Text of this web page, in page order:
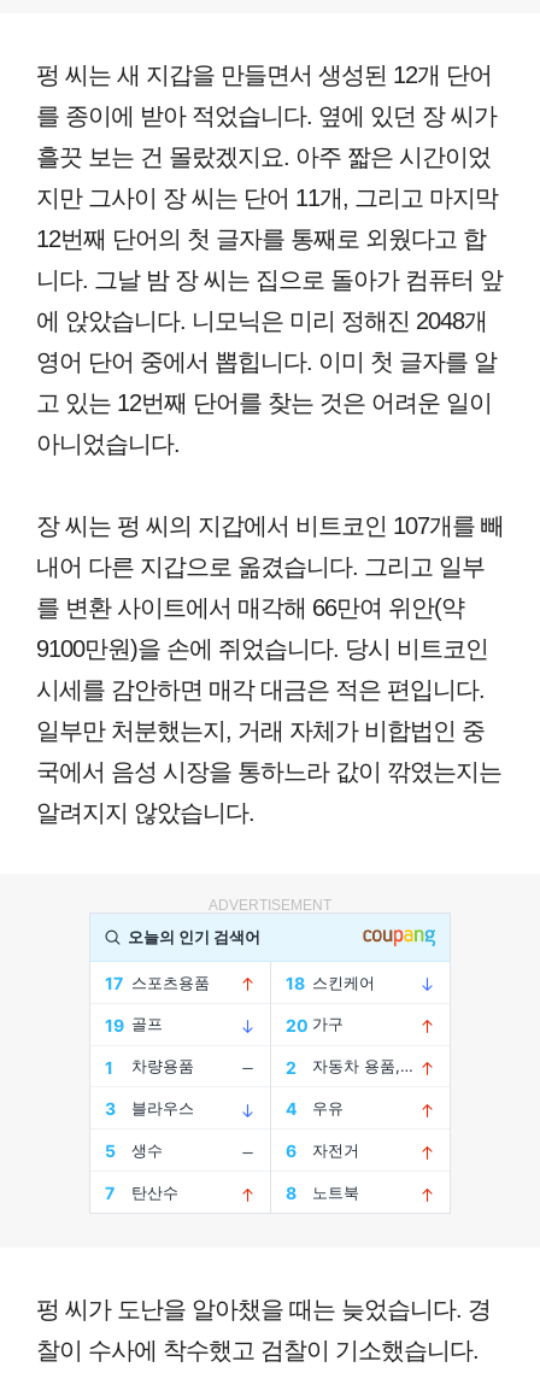
펑 씨는 새 지갑을 만들면서 생성된 12개 단어
를 종이에 받아 적었습니다. 옆에 있던 장 씨가
흘끗 보는 건 몰랐겠지요. 아주 짧은 시간이었
지만 그사이 장 씨는 단어 11개, 그리고 마지막
12번째 단어의 첫 글자를 통째로 외웠다고 합
니다. 그날 밤 장 씨는 집으로 돌아가 컴퓨터 앞
에 앉았습니다. 니모닉은 미리 정해진 2048개
영어 단어 중에서 뽑힙니다. 이미 첫 글자를 알
고 있는 12번째 단어를 찾는 것은 어려운 일이
아니었습니다.
장 씨는 펑 씨의 지갑에서 비트코인 107개를 빼
내어 다른 지갑으로 옮겼습니다. 그리고 일부
를 변환 사이트에서 매각해 66만여 위안(약
9100만원)을 손에 쥐었습니다. 당시 비트코인
시세를 감안하면 매각 대금은 적은 편입니다.
일부만 처분했는지, 거래 자체가 비합법인 중
국에서 음성 시장을 통하느라 값이 깎였는지는
알려지지 않았습니다.
ADVERTISEMENT
펑 씨가 도난을 알아챘을 때는 늦었습니다. 경
찰이 수사에 착수했고 검찰이 기소했습니다.